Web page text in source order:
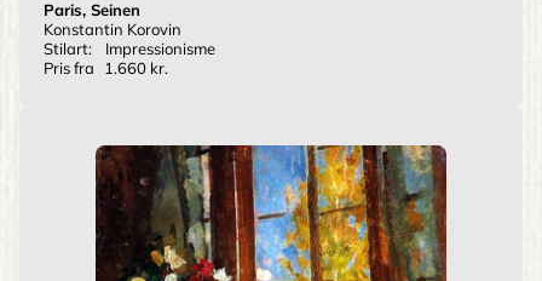
Paris, Seinen
Konstantin Korovin
Stilart:
Impressionisme
Pris fra
1.660 kr.